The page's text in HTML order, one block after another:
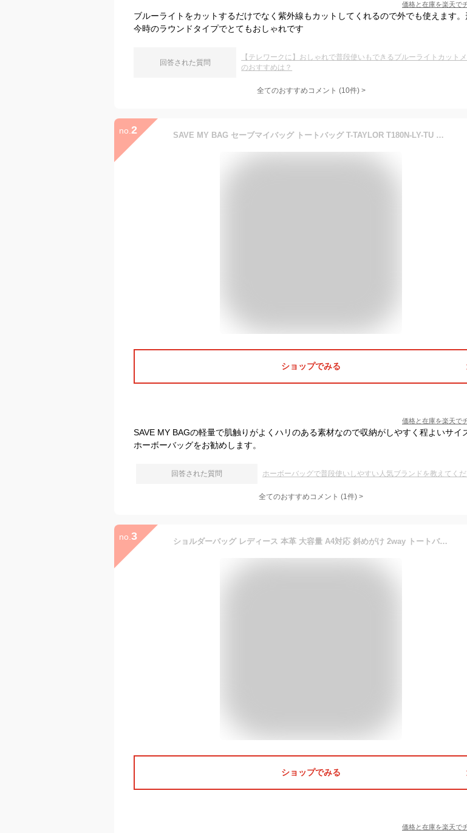
価格と在庫を楽天で
ブルーライトをカットするだけでなく紫外線もカットしてくれるので外でも使えます。
今時のラウンドタイプでとてもおしゃれです
回答された質問
【テレワークに】おしゃれで普段使いもできるブルーライトカット
のおすすめは？
全てのおすすめコメント (10件) >
no. 2 SAVE MY BAG セーブマイバッグ トートバッグ T-TAYLOR T180N-LY-TU T180N-LY-ME レディース ホーボーバッグ 軽量 鞄 カラー6色
ショップでみる
価格と在庫を楽天で
SAVE MY BAGの軽量で肌触りがよくハリのある素材なので収納がしやすく程よいサイ
ホーボーバッグをお勧めします。
回答された質問 ホーボーバッグで普段使いしやすい人気ブランドを教えてく
全てのおすすめコメント (1件) >
no. 3 ショルダーバッグ レディース 本革 大容量 A4対応 斜めがけ 2way トートバッグ 牛革 レザー 軽い 軽量 鞄 カバン 肩掛け 脇下 通勤 通学 お仕事バッグ ビジネス 大きめ おしゃれ シンプル 上品 高見え 2026 春夏 新作 送料無料
ショップでみる
価格と在庫を楽天で